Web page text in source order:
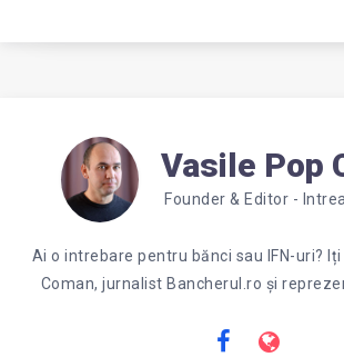
Vasile Pop
Founder & Editor -
Ai o intrebare pentru bănci sau IFN-uri?
Coman, jurnalist Bancherul.ro și